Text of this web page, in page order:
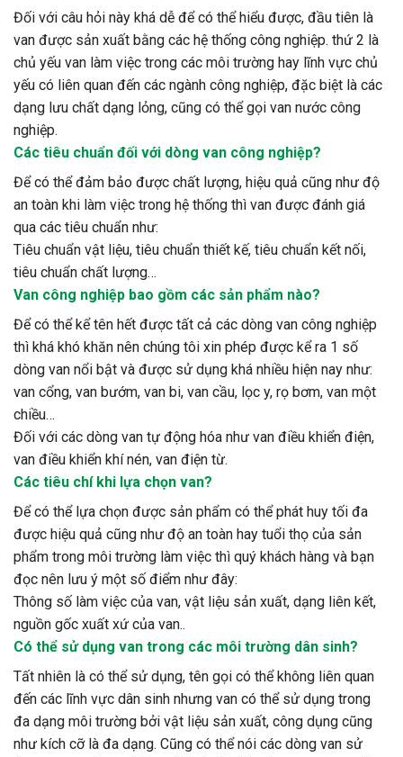
Đối với câu hỏi này khá dễ để có thể hiểu được, đầu tiên là
van được sản xuất bằng các hệ thống công nghiệp. thứ 2 là
chủ yếu van làm việc trong các môi trường hay lĩnh vực chủ
yếu có liên quan đến các ngành công nghiệp, đặc biệt là các
dạng lưu chất dạng lỏng, cũng có thể gọi van nước công
nghiệp.
Các tiêu chuẩn đối với dòng van công nghiệp?
Để có thể đảm bảo được chất lượng, hiệu quả cũng như độ
an toàn khi làm việc trong hệ thống thì van được đánh giá
qua các tiêu chuẩn như:
Tiêu chuẩn vật liệu, tiêu chuẩn thiết kế, tiêu chuẩn kết nối,
tiêu chuẩn chất lượng…
Van công nghiệp bao gồm các sản phẩm nào?
Để có thể kể tên hết được tất cả các dòng van công nghiệp
thì khá khó khăn nên chúng tôi xin phép được kể ra 1 số
dòng van nổi bật và được sử dụng khá nhiều hiện nay như:
van cổng, van bướm, van bi, van cầu, lọc y, rọ bơm, van một
chiều…
Đối với các dòng van tự động hóa như van điều khiển điện,
van điều khiển khí nén, van điện từ.
Các tiêu chí khi lựa chọn van?
Để có thể lựa chọn được sản phẩm có thể phát huy tối đa
được hiệu quả cũng như độ an toàn hay tuổi thọ của sản
phẩm trong môi trường làm việc thì quý khách hàng và bạn
đọc nên lưu ý một số điểm như đây:
Thông số làm việc của van, vật liệu sản xuất, dạng liên kết,
nguồn gốc xuất xứ của van..
Có thể sử dụng van trong các môi trường dân sinh?
Tất nhiên là có thể sử dụng, tên gọi có thể không liên quan
đến các lĩnh vực dân sinh nhưng van có thể sử dụng trong
đa dạng môi trường bởi vật liệu sản xuất, công dụng cũng
như kích cỡ là đa dạng. Cũng có thể nói các dòng van sử